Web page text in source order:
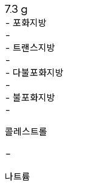
7.3 g
- 포화지방
-
- 트랜스지방
-
- 다불포화지방
-
- 불포화지방
-
콜레스트롤
-
나트륨